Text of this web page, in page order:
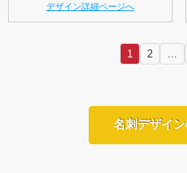
デザイン詳細ページへ
1 2
名刺デザイ